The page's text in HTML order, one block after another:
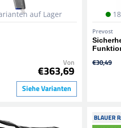
auf Lager
Von
€363,69
Siehe Varianten
Prevost
€30,49
BLAUER